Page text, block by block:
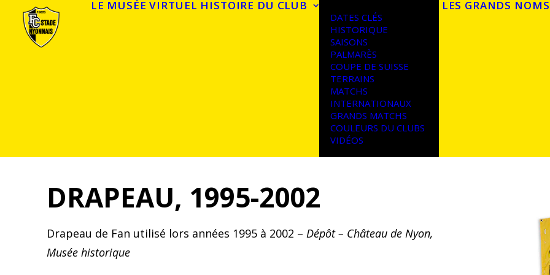
LE MUSÉE VIRTUEL HISTOIRE DU CLUB
DATES CLÉS
HISTORIQUE
SAISONS
PALMARÈS
COUPE DE SUISSE
TERRAINS
MATCHS
INTERNATIONAUX
GRANDS MATCHS
COULEURS DU CLUBS
VIDÉOS
LES GRANDS NOMS
DRAPEAU, 1995-2002
Drapeau de Fan utilisé lors années 1995 à 2002 – Dépôt – Château de Nyon,
Musée historique